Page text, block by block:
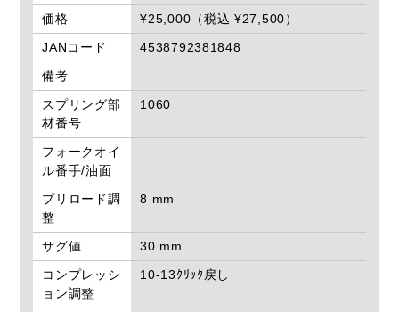
価格
¥25,000（税込 ¥27,500）
JANコード
4538792381848
備考
スプリング部
材番号
1060
フォークオイ
ル番手/油面
プリロード調
整
8 mm
サグ値
30 mm
コンプレッシ
ョン調整
10-13ｸﾘｯｸ戻し